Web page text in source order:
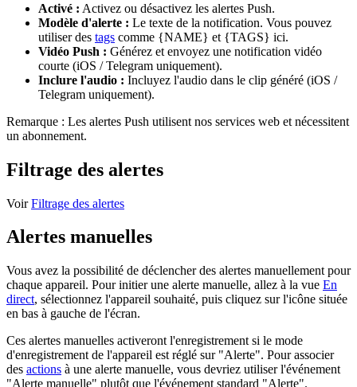
Activé : Activez ou désactivez les alertes Push.
Modèle d'alerte : Le texte de la notification. Vous pouvez
utiliser des tags comme {NAME} et {TAGS} ici.
Vidéo Push : Générez et envoyez une notification vidéo
courte (iOS / Telegram uniquement).
Inclure l'audio : Incluyez l'audio dans le clip généré (iOS /
Telegram uniquement).
Remarque : Les alertes Push utilisent nos services web et nécessitent
un abonnement.
Filtrage des alertes
VoirFiltrage des alertes
Alertes manuelles
Vous avez la possibilité de déclencher des alertes manuellement pour
chaque appareil. Pour initier une alerte manuelle, allez à la vue En
direct, sélectionnez l'appareil souhaité, puis cliquez sur l'icône située
en bas à gauche de l'écran.
Ces alertes manuelles activeront l'enregistrement si le mode
d'enregistrement de l'appareil est réglé sur "Alerte". Pour associer
des actions à une alerte manuelle, vous devriez utiliser l'événement
"Alerte manuelle" plutôt que l'événement standard "Alerte".